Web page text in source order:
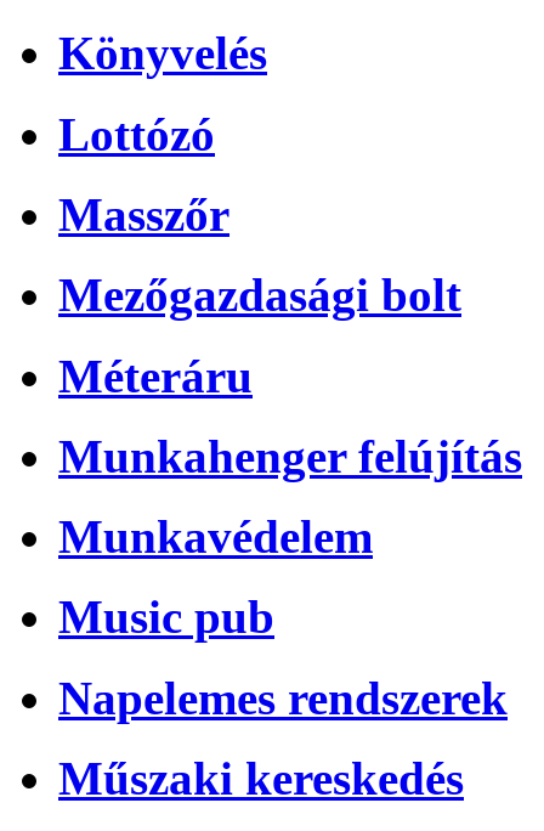
Könyvelés
Lottózó
Masszőr
Mezőgazdasági bolt
Méteráru
Munkahenger felújítás
Munkavédelem
Music pub
Napelemes rendszerek
Műszaki kereskedés